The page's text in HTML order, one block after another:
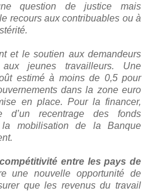
question de justice mais
recours aux contribuables ou à
et le soutien aux demandeurs
jeunes travailleurs. Une
estimé à moins de 0,5 pour
dans la zone euro
en place. Pour la financer,
d’un recentrage des fonds
la mobilisation de la Banque
entre les pays de
une nouvelle opportunité de
que les revenus du travail